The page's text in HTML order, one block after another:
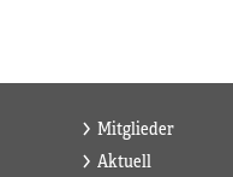
Mitglieder
Aktuell